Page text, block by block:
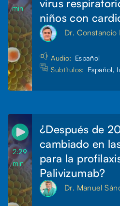
min
niños con
Dr. Constancio
Audio: Español
Subtítulos: Español,
2:29
min
¿Después de
cambiado en
para la
Palivizumab?
Dr. Manuel